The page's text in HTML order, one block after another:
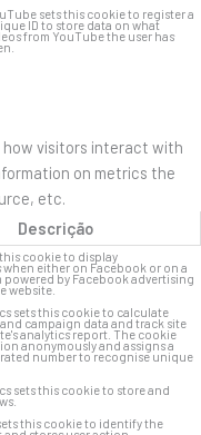
sets this cookie to register a
ID to store data on what
from YouTube the user has
how visitors interact with
on metrics the
etc.
Descrição
cookie to display
either on Facebook or on a
by Facebook advertising
website.
sets this cookie to calculate
campaign data and track site
analytics report. The cookie
anonymously and assigns a
number to recognise unique
sets this cookie to store and
this cookie to identify the